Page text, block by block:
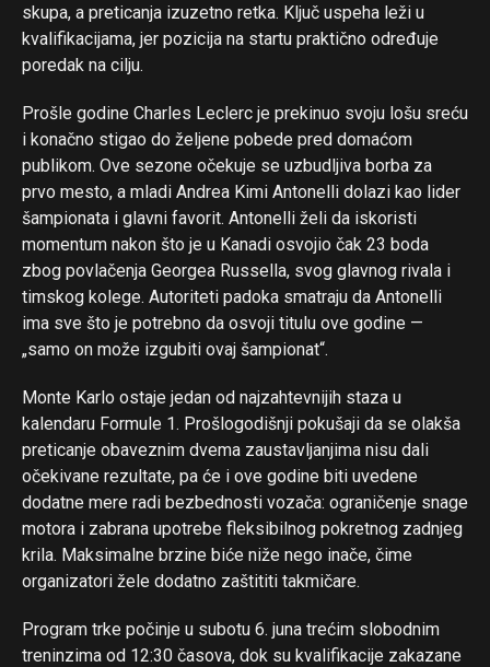
skupa, a preticanja izuzetno retka. Ključ uspeha leži u
kvalifikacijama, jer pozicija na startu praktično određuje
poredak na cilju.
Prošle godine Charles Leclerc je prekinuo svoju lošu sreću
i konačno stigao do željene pobede pred domaćom
publikom. Ove sezone očekuje se uzbudljiva borba za
prvo mesto, a mladi Andrea Kimi Antonelli dolazi kao lider
šampionata i glavni favorit. Antonelli želi da iskoristi
momentum nakon što je u Kanadi osvojio čak 23 boda
zbog povlačenja Georgea Russella, svog glavnog rivala i
timskog kolege. Autoriteti padoka smatraju da Antonelli
ima sve što je potrebno da osvoji titulu ove godine —
„samo on može izgubiti ovaj šampionat“.
Monte Karlo ostaje jedan od najzahtevnijih staza u
kalendaru Formule 1. Prošlogodišnji pokušaji da se olakša
preticanje obaveznim dvema zaustavljanjima nisu dali
očekivane rezultate, pa će i ove godine biti uvedene
dodatne mere radi bezbednosti vozača: ograničenje snage
motora i zabrana upotrebe fleksibilnog pokretnog zadnjeg
krila. Maksimalne brzine biće niže nego inače, čime
organizatori žele dodatno zaštititi takmičare.
Program trke počinje u subotu 6. juna trećim slobodnim
treninzima od 12:30 časova, dok su kvalifikacije zakazane